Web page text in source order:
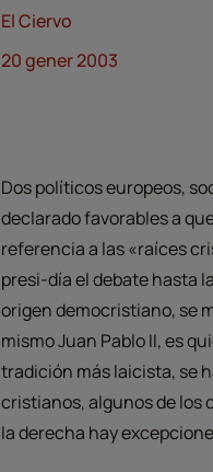
El Ciervo
20 gener 2003
Dos políticos europeos,
declarado favorables a
referencia a las «raíces
presi-día el debate hasta
origen democristiano, se
mismo Juan Pablo II, es
tradición más laicista, se
cristianos, algunos de los
la derecha hay